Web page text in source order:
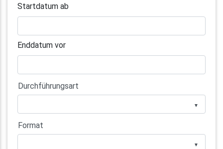
Startdatum ab
Enddatum vor
▼
Durchführungsart
▼
Format